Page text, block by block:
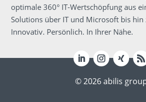
optimale 360° IT-Wertschöpfung aus
Solutions über IT und Microsoft bis hin
Innovativ. Persönlich. In Ihrer Nähe.
© 2026 abilis